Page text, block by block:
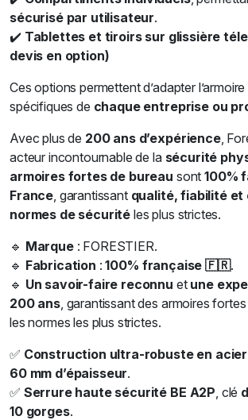
sécurisé par utilisateur.
✔️ Tablettes et tiroirs sur glissière
devis en option)
Ces options permettent d’adapter
spécifiques de chaque entreprise ou
Avec plus de 200 ans d’expérience,
acteur incontournable de la sécurité
armoires fortes de bureau sont100%
France , garantissant qualité, fiabilité
normes de sécurité les plus strictes.
🔹 Marque: FORESTIER.
🔹 Fabrication :100% française 🇫🇷.
🔹 Un savoir-faire reconnu et une
200 ans, garantissant des armoires
les normes les plus strictes.
✅ Construction ultra-robuste en
60 mm d’épaisseur.
✅ Serrure haute sécurité BE A2P , clé
10 gorges.